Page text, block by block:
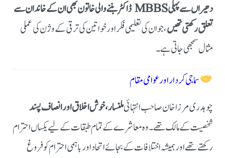
دھیراں سے پہلی MBBS ڈاکٹر بننے والی خاتون بھی ان کے خاندان سے
تعلق رکھتی تھیں، جو ان کی تعلیمی فکر اور خواتین کی ترقی کے وژن کی عملی
مثال سمجھی جاتی ہے۔
سماجی کردار اور عوامی مقام
چوہدری مرزا خان صاحب انتہائیملنسار، خوش اخلاق اور انصاف پسند
شخصیت کے مالک تھے۔ وہ معاشرے کے تمام طبقات کے لیے یکساں احترام
رکھتے تھے اور ہمیشہ اختلافات کے بجائے اتحاد اور باہمی احترام کو فروغ